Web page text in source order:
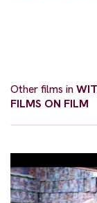
Other films in
FILMS ON FILM